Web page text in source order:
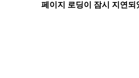
페이지 로딩이 잠시 지연